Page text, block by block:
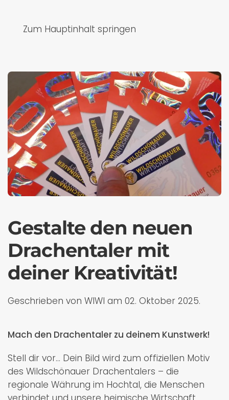
Zum Hauptinhalt springen
Gestalte den neuen
Drachentaler mit
deiner Kreativität!
Geschrieben von WIWI am 02. Oktober 2025.
Mach den Drachentaler zu deinem Kunstwerk!
Stell dir vor... Dein Bild wird zum offiziellen Motiv
des Wildschönauer Drachentalers – die
regionale Währung im Hochtal, die Menschen